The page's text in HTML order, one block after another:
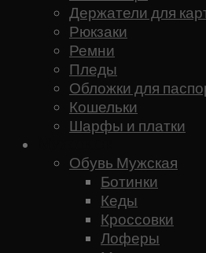
Держатели для
Рюкзаки
Ремни
Пледы
Обложки для
Кошельки
Шарфы и платки
Обувь Мужская
Ботинки
Кеды
Кроссовки
Лоферы